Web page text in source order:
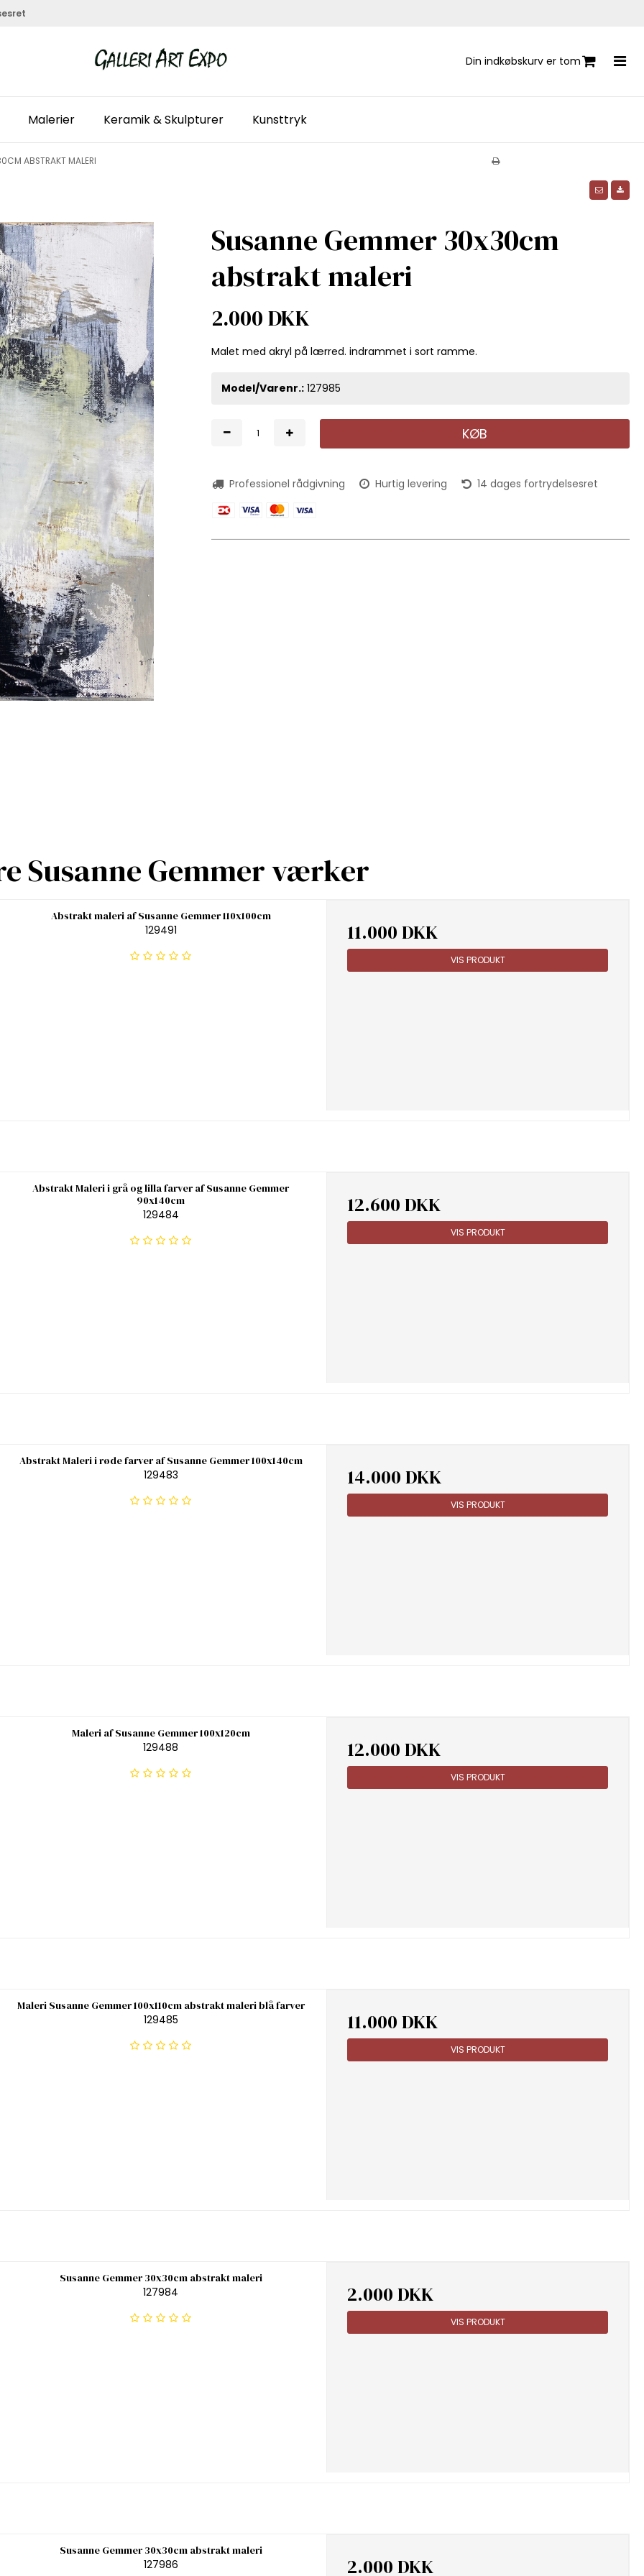
Din indkøbskurv er tom
Malerier Keramik & Skulpturer Kunsttryk
ABSTRAKT MALERI
Susanne Gemmer 30x30cm
abstrakt maleri
2.000 DKK
Malet med akryl på lærred. indrammet i sort ramme.
Model/Varenr.: 127985
KØB
Professionel rådgivning Hurtig levering 14 dages fortrydelsesret
Susanne Gemmer værker
Abstrakt maleri af Susanne Gemmer 110x100cm
129491
11.000 DKK
VIS PRODUKT
Abstrakt Maleri i grå og lilla farver af Susanne Gemmer
90x140cm
129484
12.600 DKK
VIS PRODUKT
Abstrakt Maleri i røde farver af Susanne Gemmer 100x140cm
129483
14.000 DKK
VIS PRODUKT
Maleri af Susanne Gemmer 100x120cm
129488
12.000 DKK
VIS PRODUKT
Maleri Susanne Gemmer 100x110cm abstrakt maleri blå farver
129485
11.000 DKK
VIS PRODUKT
Susanne Gemmer 30x30cm abstrakt maleri
127984
2.000 DKK
VIS PRODUKT
Susanne Gemmer 30x30cm abstrakt maleri
127986
2.000 DKK